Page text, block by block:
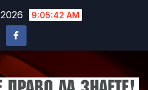
9:05:45 AM